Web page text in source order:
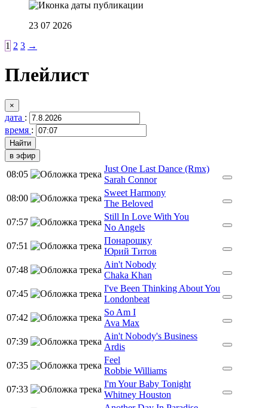
23 07 2026
1 2 3 →
Плейлист
×
дата :
время :
в эфир
08:05
Just One Last Dance (Rmx)
Sarah Connor
08:00
Sweet Harmony
The Beloved
07:57
Still In Love With You
No Angels
07:51
Понарошку
Юрий Титов
07:48
Ain't Nobody
Chaka Khan
07:45
I've Been Thinking About You
Londonbeat
07:42
So Am I
Ava Max
07:39
Ain't Nobody's Business
Ardis
07:35
Feel
Robbie Williams
07:33
I'm Your Baby Tonight
Whitney Houston